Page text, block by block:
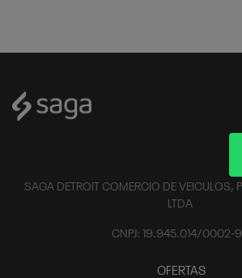
SAGA DETROIT COMERCIO DE VEICULOS,
LTDA
CNPJ: 19.945.014/0002-
OFERTAS